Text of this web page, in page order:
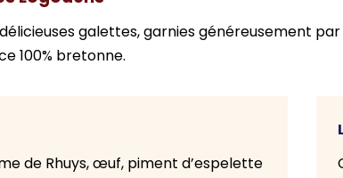
galettes, garnies généreusement par
100% bretonne.
de Rhuys, œuf, piment d’espelette